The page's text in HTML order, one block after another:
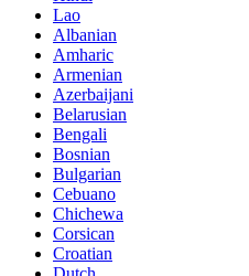
Lao
Albanian
Amharic
Armenian
Azerbaijani
Belarusian
Bengali
Bosnian
Bulgarian
Cebuano
Chichewa
Corsican
Croatian